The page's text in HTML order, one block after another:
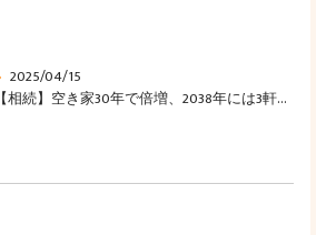
2025/04/15
【相続】空き家30年で倍増、2038年には3軒に1軒に